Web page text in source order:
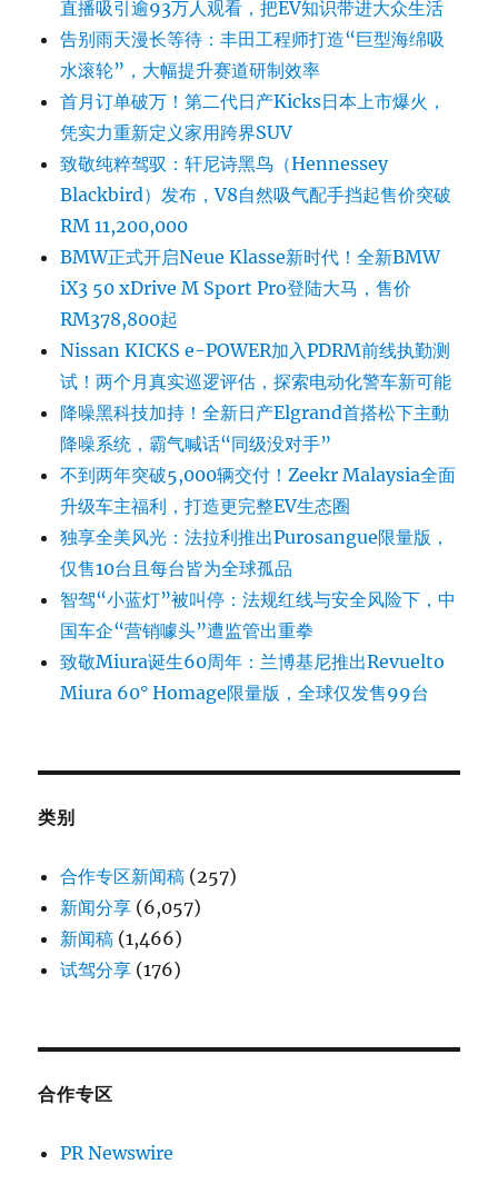
直播吸引逾93万人观看，把EV知识带进大众生活
告别雨天漫长等待：丰田工程师打造“巨型海绵吸
水滚轮”，大幅提升赛道研制效率
首月订单破万！第二代日产Kicks日本上市爆火，
凭实力重新定义家用跨界SUV
致敬纯粹驾驭：轩尼诗黑鸟（Hennessey
Blackbird）发布，V8自然吸气配手挡起售价突破
RM 11,200,000
BMW正式开启Neue Klasse新时代！全新BMW
iX3 50 xDrive M Sport Pro登陆大马，售价
RM378,800起
Nissan KICKS e-POWER加入PDRM前线执勤测
试！两个月真实巡逻评估，探索电动化警车新可能
降噪黑科技加持！全新日产Elgrand首搭松下主動
降噪系统，霸气喊话“同级没对手”
不到两年突破5,000辆交付！Zeekr Malaysia全面
升级车主福利，打造更完整EV生态圈
独享全美风光：法拉利推出Purosangue限量版，
仅售10台且每台皆为全球孤品
智驾“小蓝灯”被叫停：法规红线与安全风险下，中
国车企“营销噱头”遭监管出重拳
致敬Miura诞生60周年：兰博基尼推出Revuelto
Miura 60° Homage限量版，全球仅发售99台
类别
合作专区新闻稿 (257)
新闻分享 (6,057)
新闻稿 (1,466)
试驾分享 (176)
合作专区
PR Newswire